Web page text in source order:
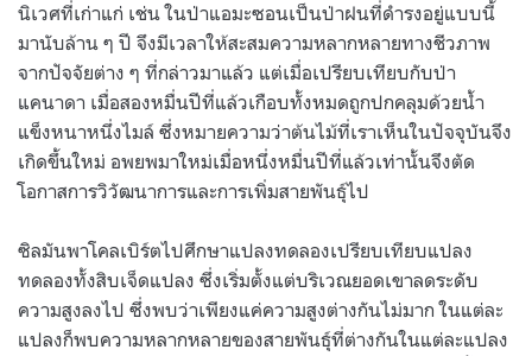
นิเวศที่เก่าแก่ เช่น ในป่าแอมะซอนเป็นป่าฝนที่ดำรงอยู่แบบนี้
มานับล้าน ๆ ปี จึงมีเวลาให้สะสมความหลากหลายทางชีวภาพ
จากปัจจัยต่าง ๆ ที่กล่าวมาแล้ว แต่เมื่อเปรียบเทียบกับป่า
แคนาดา เมื่อสองหมื่นปีที่แล้วเกือบทั้งหมดถูกปกคลุมด้วยน้ำ
แข็งหนาหนึ่งไมล์ ซึ่งหมายความว่าต้นไม้ที่เราเห็นในปัจจุบันจึง
เกิดขึ้นใหม่ อพยพมาใหม่เมื่อหนึ่งหมื่นปีที่แล้วเท่านั้นจึงตัด
โอกาสการวิวัฒนาการและการเพิ่มสายพันธุ์ไป
ซิลมันพาโคลเบิร์ตไปศึกษาแปลงทดลองเปรียบเทียบแปลง
ทดลองทั้งสิบเจ็ดแปลง ซึ่งเริ่มตั้งแต่บริเวณยอดเขาลดระดับ
ความสูงลงไป ซึ่งพบว่าเพียงแค่ความสูงต่างกันไม่มาก ในแต่ละ
แปลงก็พบความหลากหลายของสายพันธุ์ที่ต่างกันในแต่ละแปลง